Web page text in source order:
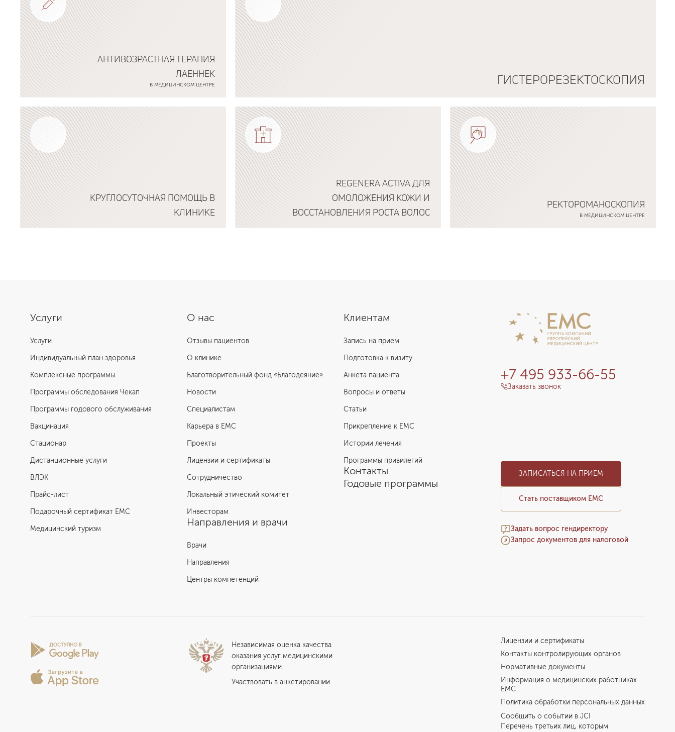
АНТИВОЗРАСТНАЯ ТЕРАПИЯ
ЛАЕННЕК
В МЕДИЦИНСКОМ ЦЕНТРЕ
Подробнее о программе
ГИСТЕРОРЕЗЕКТОСКОПИЯ
Подробнее о программе
КРУГЛОСУТОЧНАЯ ПОМОЩЬ В
КЛИНИКЕ
REGENERA ACTIVA ДЛЯ
ОМОЛОЖЕНИЯ КОЖИ И
ВОССТАНОВЛЕНИЯ РОСТА ВОЛОС
РЕКТОРОМАНОСКОПИЯ
В МЕДИЦИНСКОМ ЦЕНТРЕ
О нас
Отзывы пациентов
О клинике
Благотворительный фонд «Благодеяние»
Новости
Специалистам
Карьера в ЕМС
Проекты
Лицензии и сертификаты
Сотрудничество
Локальный этический комитет
Инвесторам
Направления и врачи
Врачи
Направления
Центры компетенций
Услуги
Услуги
Индивидуальный план здоровья
Комплексные программы
Программы обследования Чекап
Программы годового обслуживания
Вакцинация
Стационар
Дистанционные услуги
ВЛЭК
Прайс-лист
Подарочный сертификат EMC
Медицинский туризм
Клиентам
Запись на прием
Подготовка к визиту
Анкета пациента
Вопросы и ответы
Статьи
Прикрепление к EMC
Истории лечения
Программы привилегий
Контакты
Годовые программы
+7 495 933-66-55
Заказать звонок
ЗАПИСАТЬСЯ НА ПРИЕМ
Стать поставщиком ЕМС
Задать вопрос гендиректору
Запрос документов для налоговой
Независимая оценка качества
оказания услуг медицинскими
организациями
Участвовать в анкетировании
Лицензии и сертификаты
Контакты контролирующих органов
Нормативные документы
Информация о медицинских работниках
EMC
Политика обработки персональных данных
Сообщить о событии в JCI
Перечень третьих лиц, которым